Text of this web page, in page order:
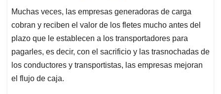
Muchas veces, las empresas generadoras de carga
cobran y reciben el valor de los fletes mucho antes del
plazo que le establecen a los transportadores para
pagarles, es decir, con el sacrificio y las trasnochadas de
los conductores y transportistas, las empresas mejoran
el flujo de caja.